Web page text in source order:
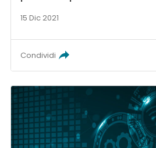
15 Dic 2021
Condividi